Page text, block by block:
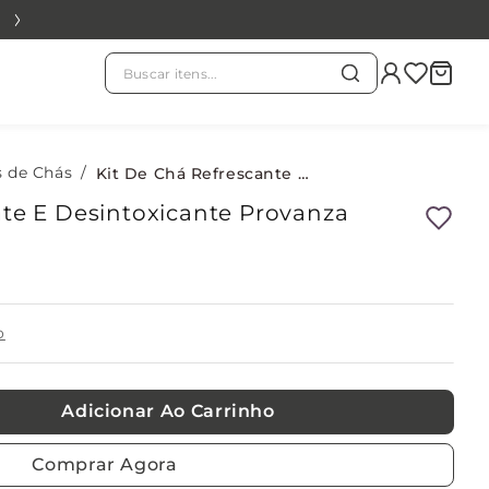
Buscar itens...
de Chás Kit De Chá Refrescante E Desintoxicante Provanza
E Desintoxicante Provanza
Adicionar Ao Carrinho
Comprar Agora
1º chá branco
4º refil
5º velas
6º sabonete